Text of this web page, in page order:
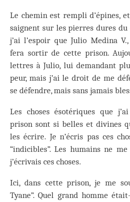
Le chemin est rempli d’épines,
saignent sur les pierres dures du
j’ai l’espoir que Julio Medina
fera sortir de cette prison.
lettres à Julio, lui demandant
peur, mais j’ai le droit de me
se défendre, mais sans jamais
Les choses ésotériques que
prison sont si belles et divines
les écrire. Je n’écris pas ces
“indicibles”. Les humains ne
j’écrivais ces choses.
Ici, dans cette prison, je me
Tyane”. Quel grand homme